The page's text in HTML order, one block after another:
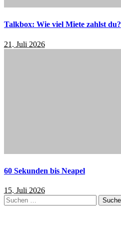
Talkbox: Wie viel Miete zahlst du?
21. Juli 2026
60 Sekunden bis Neapel
15. Juli 2026
Suchen
nach: